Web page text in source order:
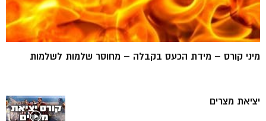
מיני קורס – מידת הכעס בקבלה – מחוסר שלמות לשלמות
יציאת מצרים